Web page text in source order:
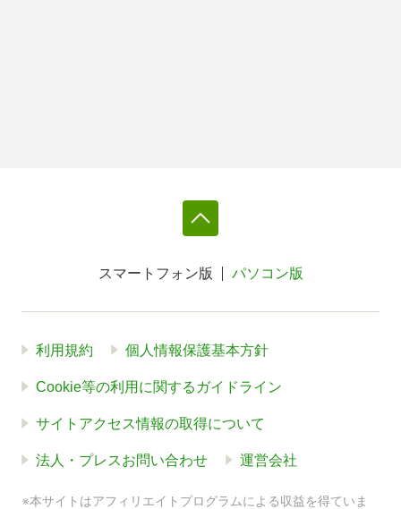
スマートフォン版 パソコン版
利用規約 個人情報保護基本方針
Cookie等の利用に関するガイドライン
サイトアクセス情報の取得について
法人・プレスお問い合わせ 運営会社
※本サイトはアフィリエイトプログラムによる収益を得ていま